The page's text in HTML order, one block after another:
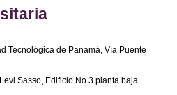
Tecnológica de Panamá, Vía Puente
Sasso, Edificio No.3 planta baja.